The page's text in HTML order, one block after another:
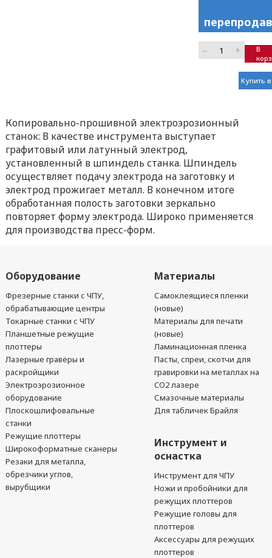
– +
В
Купить
Копировально-прошивной электроэрозионный
станок: В качестве инструмента выступает
графитовый или латунный электрод,
установленный в шпиндель станка. Шпиндель
осуществляет подачу электрода на заготовку и
электрод прожигает металл. В конечном итоге
обработанная полость заготовки зеркально
повторяет форму электрода. Широко применяется
для производства пресс-форм.
Оборудование
Фрезерные станки с ЧПУ,
обрабатывающие центры
Токарные станки с ЧПУ
Планшетные режущие
плоттеры
Лазерные гравёры и
раскройщики
Электроэрозионное
оборудование
Плоскошлифовальные
станки
Режущие плоттеры
Широкоформатные сканеры
Резаки для металла,
обрезчики углов,
вырубщики
Материалы
Самоклеящиеся пленки
(новые)
Материалы для печати
(новые)
Ламинационная пленка
Пасты, спреи, скотчи для
гравировки на металлах на
CO2 лазере
Смазочные материалы
Для табличек Брайля
Инструмент и
оснастка
Инструмент для ЧПУ
Ножи и пробойники для
режущих плоттеров
Режущие головы для
плоттеров
Аксессуары для режущих
плоттеров